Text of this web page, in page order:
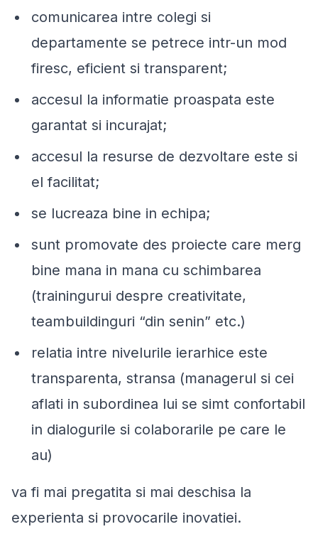
comunicarea intre colegi si
departamente se petrece intr-un mod
firesc, eficient si transparent;
accesul la informatie proaspata este
garantat si incurajat;
accesul la resurse de dezvoltare este si
el facilitat;
se lucreaza bine in echipa;
sunt promovate des proiecte care merg
bine mana in mana cu schimbarea
(trainingurui despre creativitate,
teambuildinguri “din senin” etc.)
relatia intre nivelurile ierarhice este
transparenta, stransa (managerul si cei
aflati in subordinea lui se simt confortabil
in dialogurile si colaborarile pe care le
au)
va fi mai pregatita si mai deschisa la
experienta si provocarile inovatiei.